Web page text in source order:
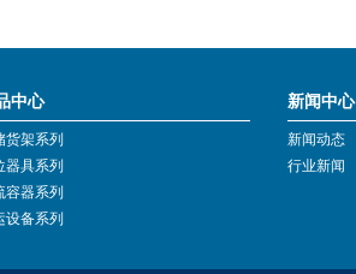
中心
货架系列
器具系列
容器系列
设备系列
新闻中心
新闻动态
行业新闻